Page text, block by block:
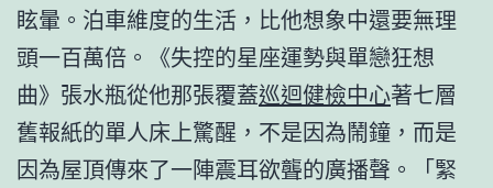
眩暈。泊車維度的生活，比他想象中還要無理
頭一百萬倍。《失控的星座運勢與單戀狂想
曲》張水瓶從他那張覆蓋巡迴健檢中心著七層
舊報紙的單人床上驚醒，不是因為鬧鐘，而是
因為屋頂傳來了一陣震耳欲聾的廣播聲。「緊